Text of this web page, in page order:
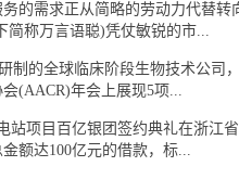
需求正从简略的劳动力代替转
简称万言语聪)凭仗敏锐的市...
全球临床阶段生物技术公司，
(AACR)年会上展现5项...
目百亿银团签约典礼在浙江省
额达100亿元的借款，标...